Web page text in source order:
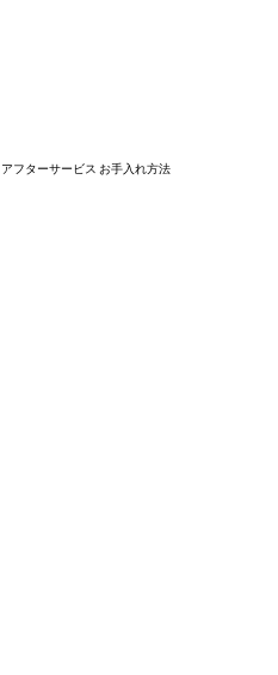
アフターサービス お手入れ方法